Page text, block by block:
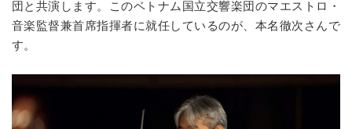
団と共演します。このベトナム国立交響楽団のマエストロ・
音楽監督兼首席指揮者に就任しているのが、本名徹次さんで
す。